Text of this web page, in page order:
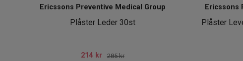
Plåster Leder 30st
Ericssons Preventive Medical Group
214 kr 285 kr
Plåster
Ericssons